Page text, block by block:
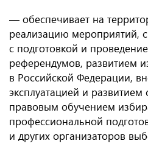
— обеспечивает на
реализацию мероприятий,
с подготовкой и
референдумов, развитием
в Российской Федерации,
эксплуатацией и развитием
правовым обучением
профессиональной
и других организаторов